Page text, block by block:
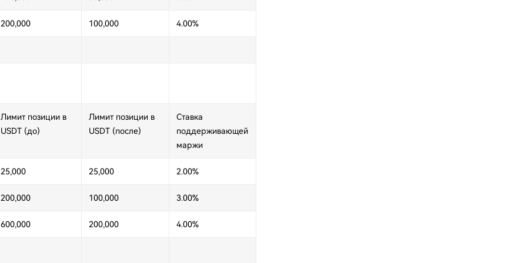
200,000 100,000 4.00%
Лимит позиции в
USDT (до)
Лимит позиции в
USDT (после)
Ставка
поддерживающей
маржи
25,000 25,000 2.00%
200,000 100,000 3.00%
600,000 200,000 4.00%